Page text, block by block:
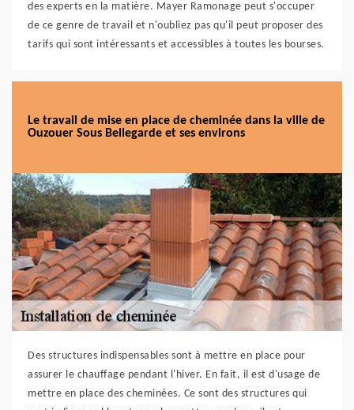
des experts en la matière. Mayer Ramonage peut s'occuper
de ce genre de travail et n'oubliez pas qu'il peut proposer des
tarifs qui sont intéressants et accessibles à toutes les bourses.
Le travail de mise en place de cheminée dans la ville de
Ouzouer Sous Bellegarde et ses environs
Des structures indispensables sont à mettre en place pour
assurer le chauffage pendant l'hiver. En fait, il est d'usage de
mettre en place des cheminées. Ce sont des structures qui